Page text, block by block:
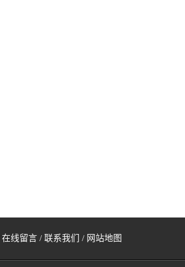
在线留言 / 联系我们 / 网站地图